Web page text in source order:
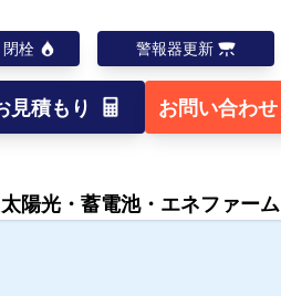
栓
警報器更新
見積もり お問い合わせ
太陽光・蓄電池・エネファーム